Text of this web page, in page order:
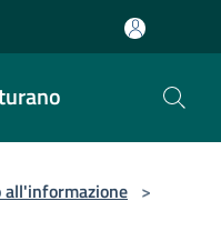
all'informazione >